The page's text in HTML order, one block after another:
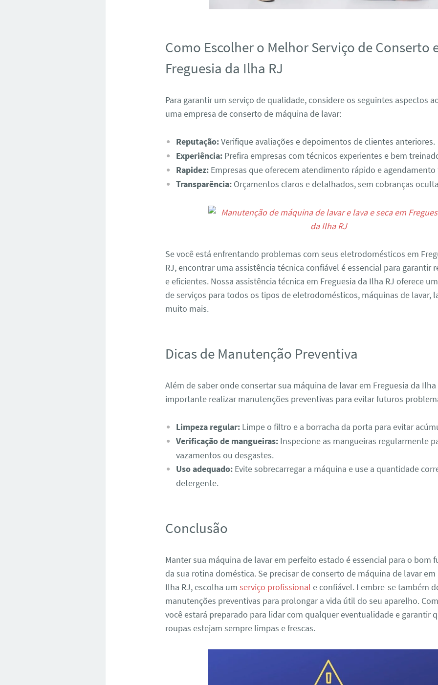
Como Escolher o Melhor Serviço de Conserto
Freguesia da Ilha RJ
Para garantir um serviço de qualidade, considere os seguintes aspectos
uma empresa de conserto de máquina de lavar:
Reputação:Verifique avaliações e depoimentos de clientes anteriores.
Experiência:Prefira empresas com técnicos experientes e bem
Rapidez:Empresas que oferecem atendimento rápido e agendamento
Transparência:Orçamentos claros e detalhados, sem cobranças
Se você está enfrentando problemas com seus eletrodomésticos em
RJ, encontrar uma assistência técnica confiável é essencial para garantir
e eficientes. Nossa assistência técnica em Freguesia da Ilha RJ oferece
de serviços para todos os tipos de eletrodomésticos, máquinas de lavar,
muito mais.
Dicas de Manutenção Preventiva
Além de saber onde consertar sua máquina de lavar em Freguesia da Ilha
importante realizar manutenções preventivas para evitar futuros
Limpeza regular:Limpe o filtro e a borracha da porta para evitar
Verificação de mangueiras:Inspecione as mangueiras regularmente
vazamentos ou desgastes.
Uso adequado:Evite sobrecarregar a máquina e use a quantidade
detergente.
Conclusão
Manter sua máquina de lavar em perfeito estado é essencial para o bom
da sua rotina doméstica. Se precisar de conserto de máquina de lavar em
Ilha RJ, escolha umserviço profissional e confiável. Lembre-se também
manutenções preventivas para prolongar a vida útil do seu aparelho.
você estará preparado para lidar com qualquer eventualidade e garantir
roupas estejam sempre limpas e frescas.